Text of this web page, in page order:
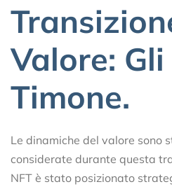
Valore:
Timone.
Le dinamiche del valore sono
considerate durante questa
NFT è stato posizionato